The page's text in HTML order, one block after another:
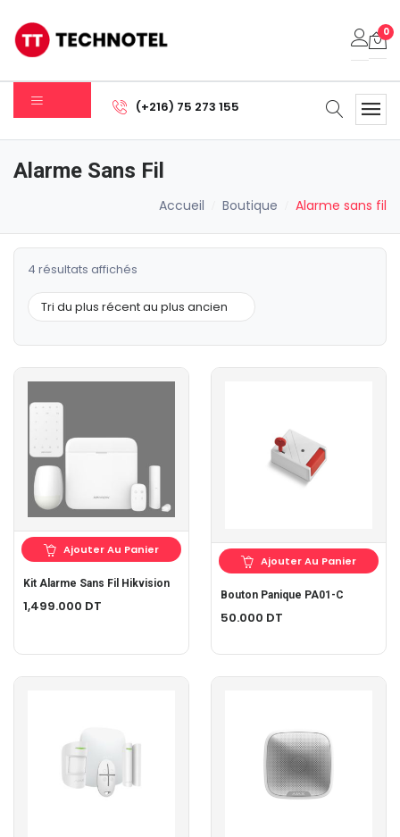
0
Votre panier est vide.
Sous-total: 0.000DT
Voir Le Panier
(+216) 75 273 155
Alarme Sans Fil
Accueil Boutique Alarme sans fil
4 résultats affichés
du
plus
Ajouter Au Panier
Kit Alarme Sans Fil Hikvision
1,499.000 DT
Ajouter Au Panier
Bouton Panique PA01-C
50.000 DT